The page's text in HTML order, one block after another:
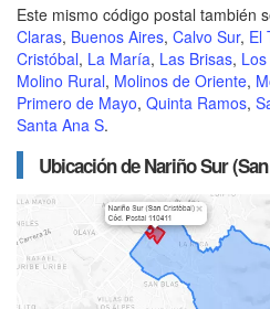
Este mismo código postal también
Claras, Buenos Aires, Calvo Sur, El
Cristóbal, La María, Las Brisas,
Molino Rural, Molinos de Oriente,
Primero de Mayo, Quinta Ramos,
Santa Ana S.
Ubicación de Nariño Sur